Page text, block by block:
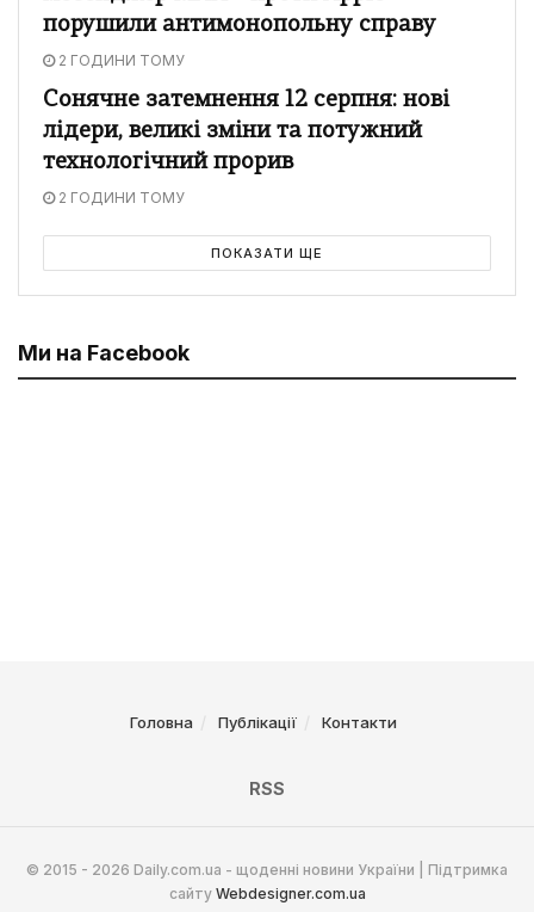
порушили антимонопольну справу
2 ГОДИНИ ТОМУ
Сонячне затемнення 12 серпня: нові
лідери, великі зміни та потужний
технологічний прорив
2 ГОДИНИ ТОМУ
ПОКАЗАТИ ЩЕ
Ми на Facebook
Головна Публікації Контакти
RSS
© 2015 - 2026 Daily.com.ua - щоденні новини України | Підтримка
сайту Webdesigner.com.ua